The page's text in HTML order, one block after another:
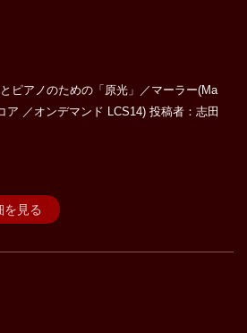
ピアノのための「原光」／マーラー(Ma
ア ／オンデマンド LCS14) 投稿者：志田
を見る